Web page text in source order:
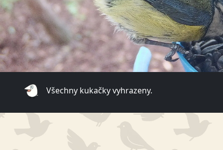
Všechny kukačky vyhrazeny.